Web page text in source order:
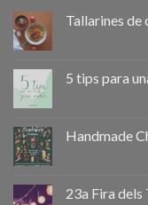
Tallarines de
5 tips para
Handmade
23a Fira dels